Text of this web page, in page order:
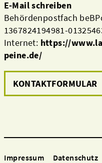
E-Mail schreiben
Behördenpostfach
1367824194981-
Internet: https://
peine.de/
KONTAKTFORMULAR
Impressum Datenschutz